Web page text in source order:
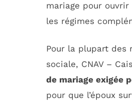
mariage pour
les régimes
Pour la plupart des
sociale, CNAV –
de mariage exigée
pour que l’époux